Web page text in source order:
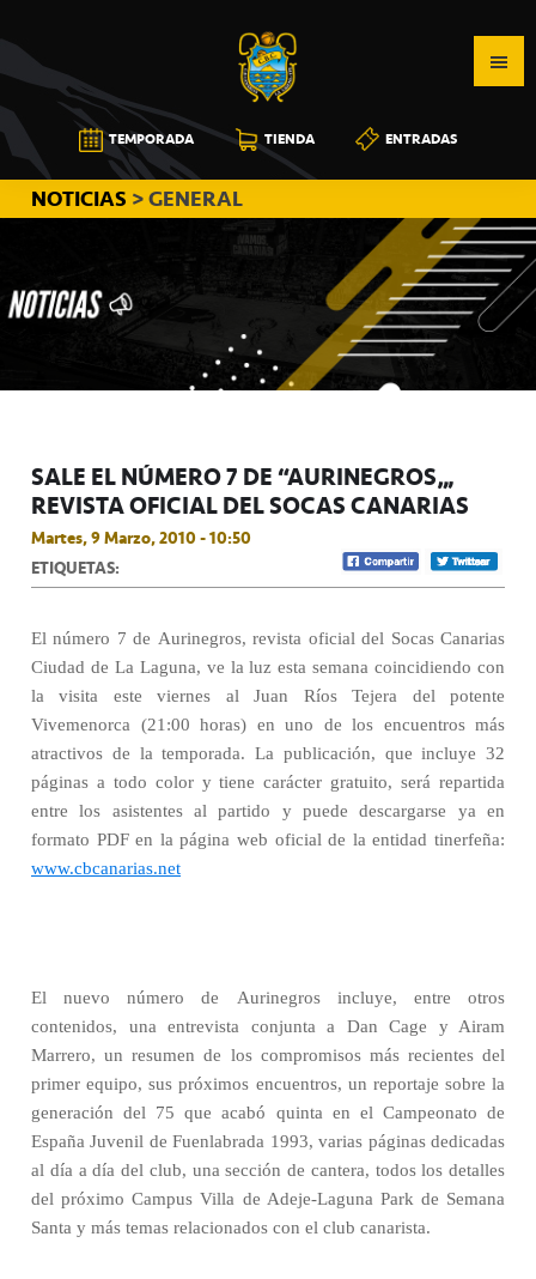
a
la
navegación
principal
al
contenido
principal
a
la
barra
lateral
principal
CB
CANARIAS
TEMPORADA TIENDA ENTRADAS
NOTICIAS > GENERAL
SALE EL NÚMERO 7 DE “AURINEGROS”,
REVISTA OFICIAL DEL SOCAS CANARIAS
Martes, 9 Marzo, 2010 - 10:50
ETIQUETAS:
El número 7 de Aurinegros, revista oficial del Socas Canarias
Ciudad de La Laguna, ve la luz esta semana coincidiendo con
la visita este viernes al Juan Ríos Tejera del potente
Vivemenorca (21:00 horas) en uno de los encuentros más
atractivos de la temporada. La publicación, que incluye 32
páginas a todo color y tiene carácter gratuito, será repartida
entre los asistentes al partido y puede descargarse ya en
formato PDF en la página web oficial de la entidad tinerfeña:
www.cbcanarias.net
El nuevo número de Aurinegros incluye, entre otros
contenidos, una entrevista conjunta a Dan Cage y Airam
Marrero, un resumen de los compromisos más recientes del
primer equipo, sus próximos encuentros, un reportaje sobre la
generación del 75 que acabó quinta en el Campeonato de
España Juvenil de Fuenlabrada 1993, varias páginas dedicadas
al día a día del club, una sección de cantera, todos los detalles
del próximo Campus Villa de Adeje-Laguna Park de Semana
Santa y más temas relacionados con el club canarista.